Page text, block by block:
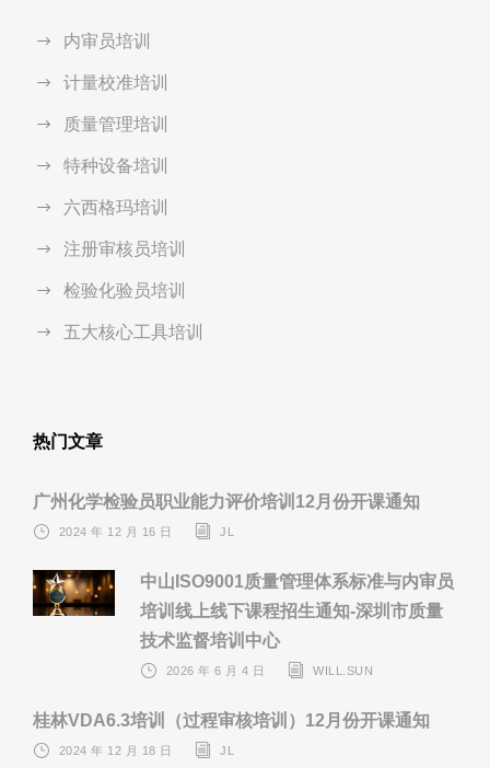
内审员培训
计量校准培训
质量管理培训
特种设备培训
六西格玛培训
注册审核员培训
检验化验员培训
五大核心工具培训
热门文章
广州化学检验员职业能力评价培训12月份开课通知
2024 年 12 月 16 日 JL
中山ISO9001质量管理体系标准与内审员
培训线上线下课程招生通知-深圳市质量
技术监督培训中心
2026 年 6 月 4 日 WILL.SUN
桂林VDA6.3培训（过程审核培训）12月份开课通知
2024 年 12 月 18 日 JL